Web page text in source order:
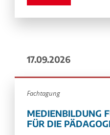
17.09.2026
Fachtagung
MEDIENBILDUNG
FÜR DIE